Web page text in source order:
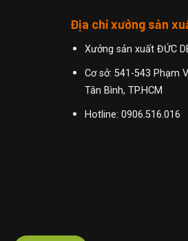
Địa chỉ xưởng sản
Xưởng sản xuất ĐỨC
Cơ sở: 541-543 Phạm
Tân Bình, TP.HCM
Hotline: 0906.516.016